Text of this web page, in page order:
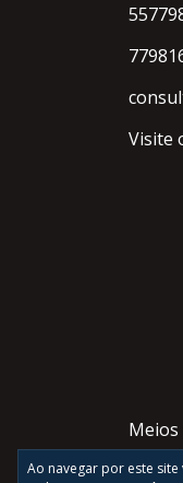
Ao navegar por este site
Visite